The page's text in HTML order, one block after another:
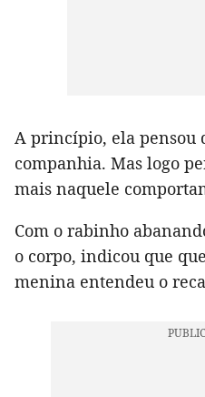
A princípio, ela pensou
companhia. Mas logo
mais naquele
Com o rabinho
o corpo, indicou que
menina entendeu o